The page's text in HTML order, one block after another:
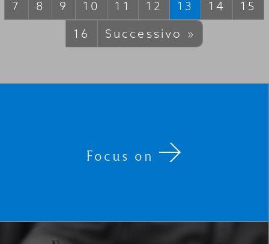
7
8 9 10 11 12 13 14
15
16
Successivo »
Focus on